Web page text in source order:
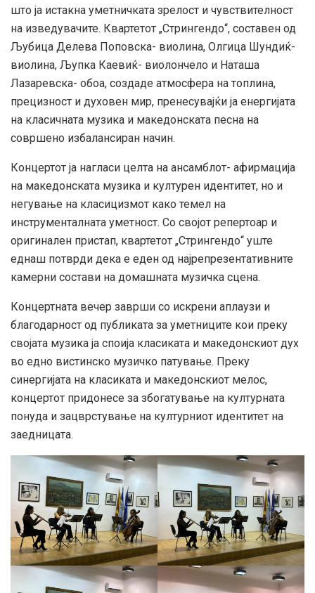
што ја истакна уметничката зрелост и чувствителност
на изведувачите. Квартетот „Стрингендо“, составен од
Љубица Делева Поповска- виолина, Олгица Шундиќ-
виолина, Љупка Каевиќ- виолончело и Наташа
Лазаревска- обоа, создаде атмосфера на топлина,
прецизност и духовен мир, пренесувајќи ја енергијата
на класичната музика и македонската песна на
совршено избалансиран начин.
Концертот ја нагласи целта на ансамблот- афирмација
на македонската музика и културен идентитет, но и
негување на класицизмот како темел на
инструменталната уметност. Со својот репертоар и
оригинален пристап, квартетот „Стрингендо“ уште
еднаш потврди дека е еден од најрепрезентативните
камерни состави на домашната музичка сцена.
Концертната вечер заврши со искрени аплаузи и
благодарност од публиката за уметниците кои преку
својата музика ја споија класиката и македонскиот дух
во едно вистинско музичко патување. Преку
синергијата на класиката и македонскиот мелос,
концертот придонесе за збогатување на културната
понуда и зацврстување на културниот идентитет на
заедницата.